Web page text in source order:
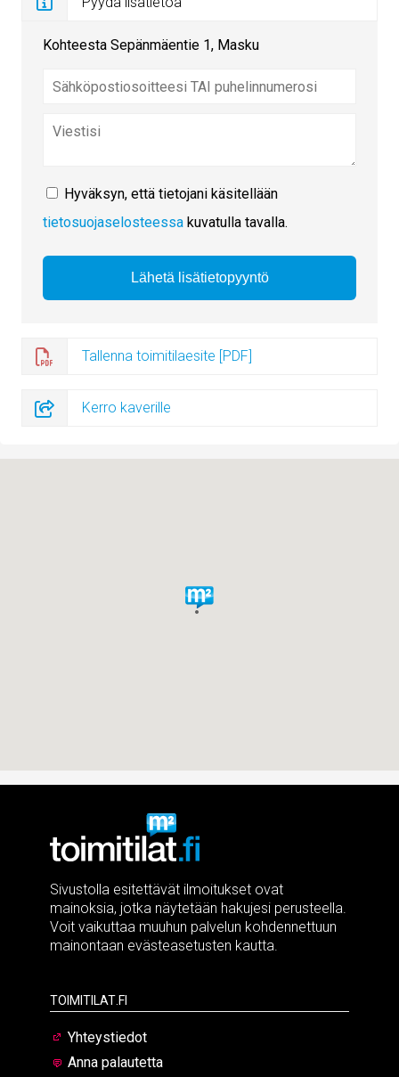
Kohteesta Sepänmäentie 1, Masku
Hyväksyn, että tietojani käsitellään
tietosuojaselosteessa kuvatulla tavalla.
Tallenna toimitilaesite [PDF]
Kerro kaverille
Sivustolla esitettävät ilmoitukset ovat
mainoksia, jotka näytetään hakujesi perusteella.
Voit vaikuttaa muuhun palvelun kohdennettuun
mainontaan evästeasetusten kautta.
Toimitilat.fi
Yhteystiedot
Anna palautetta